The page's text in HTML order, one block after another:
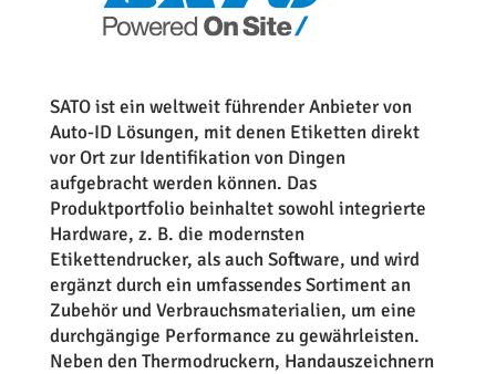
SATO ist ein weltweit führender Anbieter von
Auto-ID Lösungen, mit denen Etiketten direkt
vor Ort zur Identifikation von Dingen
aufgebracht werden können. Das
Produktportfolio beinhaltet sowohl integrierte
Hardware, z. B. die modernsten
Etikettendrucker, als auch Software, und wird
ergänzt durch ein umfassendes Sortiment an
Zubehör und Verbrauchsmaterialien, um eine
durchgängige Performance zu gewährleisten.
Neben den Thermodruckern, Handauszeichnern